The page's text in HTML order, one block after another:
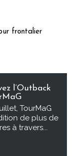
frontalier
l’Outback
TourMaG
de plus de
à travers...